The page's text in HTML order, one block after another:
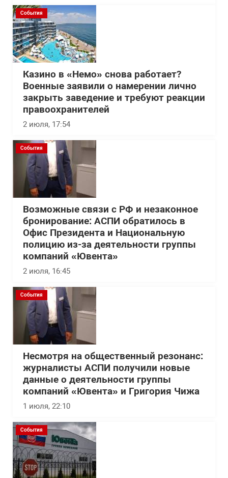
События
Казино в «Немо» снова работает?
Военные заявили о намерении лично
закрыть заведение и требуют реакции
правоохранителей
2 июля, 17:54
События
Возможные связи с РФ и незаконное
бронирование: АСПИ обратилось в
Офис Президента и Национальную
полицию из-за деятельности группы
компаний «Ювента»
2 июля, 16:45
События
Несмотря на общественный резонанс:
журналисты АСПИ получили новые
данные о деятельности группы
компаний «Ювента» и Григория Чижа
1 июля, 22:10
События